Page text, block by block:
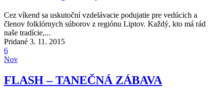
Cez víkend sa uskutoční vzdelávacie podujatie pre vedúcich a
členov folklórnych súborov z regiónu Liptov. Každý, kto má rád
naše tradície,...
Pridané 3. 11. 2015
6
Nov
FLASH – TANEČNÁ ZÁBAVA